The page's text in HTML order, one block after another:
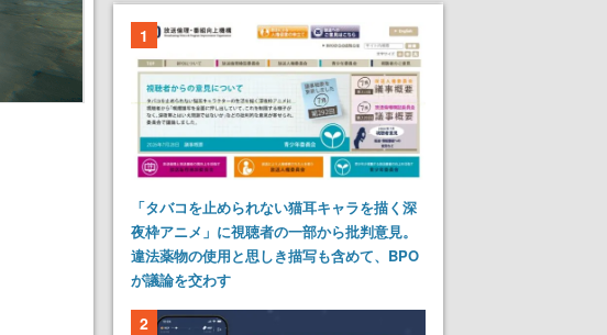
1
「タバコを止められない猫耳キャラを描く深
夜枠アニメ」に視聴者の一部から批判意見。
違法薬物の使用と思しき描写も含めて、BPO
が議論を交わす
2